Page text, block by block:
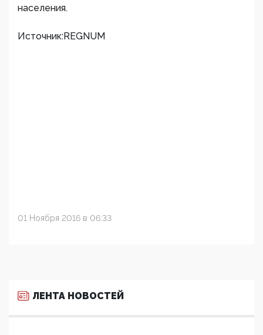
населения.
Источник:REGNUM
01 Ноября 2016 в 06:33
ЛЕНТА НОВОСТЕЙ